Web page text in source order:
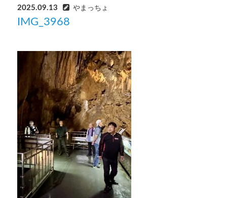
2025.09.13 やまっちょ
IMG_3968